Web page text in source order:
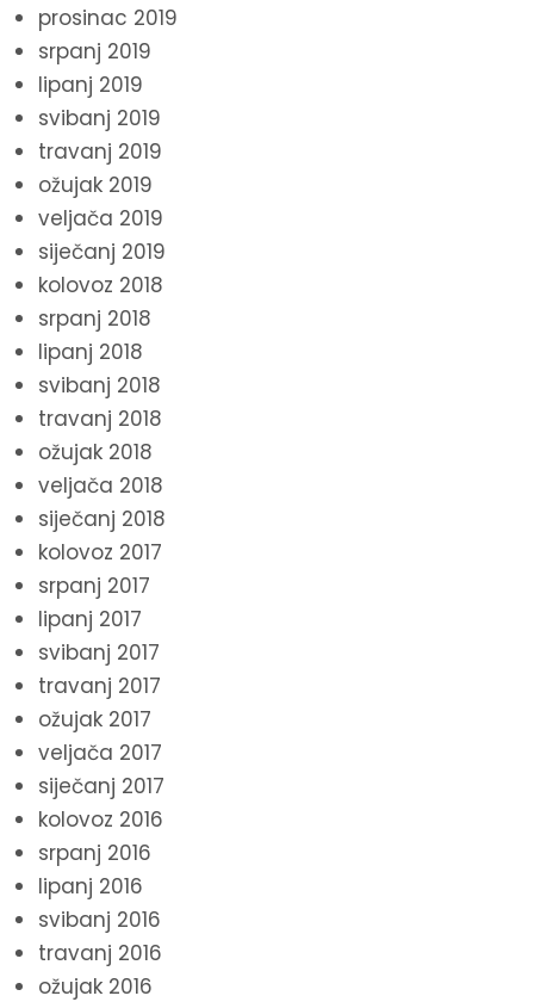
prosinac 2019
srpanj 2019
lipanj 2019
svibanj 2019
travanj 2019
ožujak 2019
veljača 2019
siječanj 2019
kolovoz 2018
srpanj 2018
lipanj 2018
svibanj 2018
travanj 2018
ožujak 2018
veljača 2018
siječanj 2018
kolovoz 2017
srpanj 2017
lipanj 2017
svibanj 2017
travanj 2017
ožujak 2017
veljača 2017
siječanj 2017
kolovoz 2016
srpanj 2016
lipanj 2016
svibanj 2016
travanj 2016
ožujak 2016